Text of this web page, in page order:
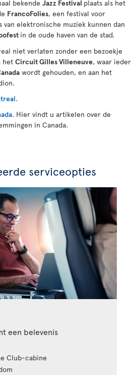
bekende Jazz Festival plaats als het
FrancoFolies, een festival voor
van elektronische muziek kunnen dan
in de oude haven van de stad.
niet verlaten zonder een bezoekje
het Circuit Gilles Villeneuve, waar ieder
wordt gehouden, en aan het
.
Hier vindt u artikelen over de
in Canada.
serviceopties
een belevenis
Club-cabine